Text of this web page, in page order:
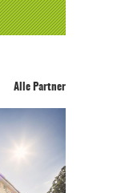
Alle Partner